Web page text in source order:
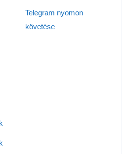
Telegram nyomon
követése